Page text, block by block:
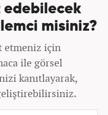
edebilecek
misiniz?
etmeniz için
ile görsel
kanıtlayarak,